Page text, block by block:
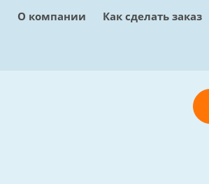
О компании Как сделать заказ